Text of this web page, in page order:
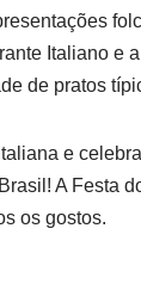
Italiano e
de pratos
e
A Festa
os gostos.